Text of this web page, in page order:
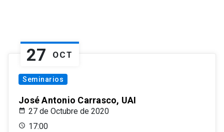
27 OCT
Seminarios
José Antonio Carrasco, UAI
27 de Octubre de 2020
17:00